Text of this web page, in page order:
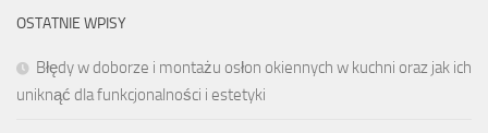
OSTATNIE WPISY
Błędy w doborze i montażu osłon okiennych w kuchni oraz jak ich
uniknąć dla funkcjonalności i estetyki